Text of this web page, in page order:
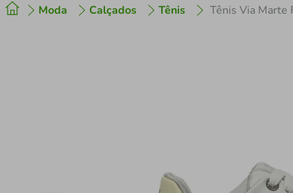
Moda Calçados Tênis
2 cafeteira